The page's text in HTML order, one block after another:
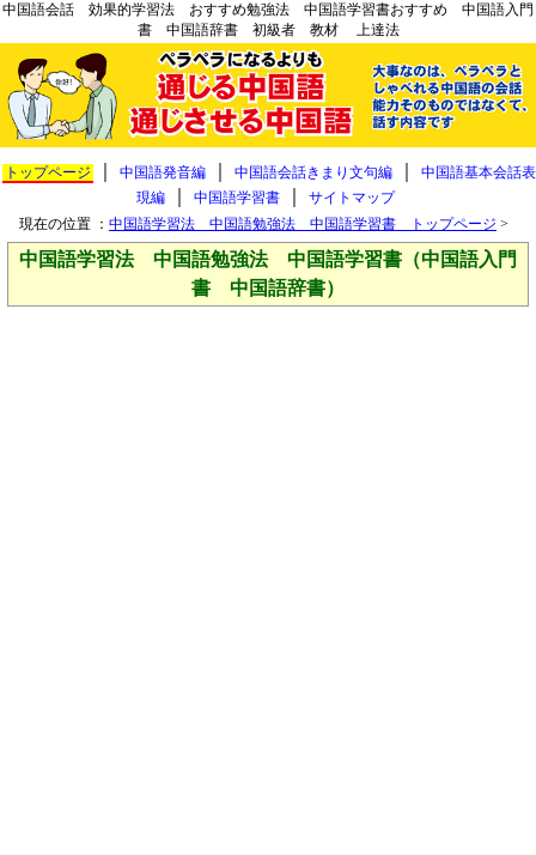
中国語会話 効果的学習法 おすすめ勉強法 中国語学習書おすすめ 中国語入門
書 中国語辞書 初級者 教材 上達法
トップページ 中国語発音編 中国語会話きまり文句編
中国語基本会話表
現編
中国語学習書
サイトマップ
現在の位置 ： 中国語学習法 中国語勉強法 中国語学習書 トップページ >
中国語学習法 中国語勉強法 中国語学習書（中国語入門
書 中国語辞書）